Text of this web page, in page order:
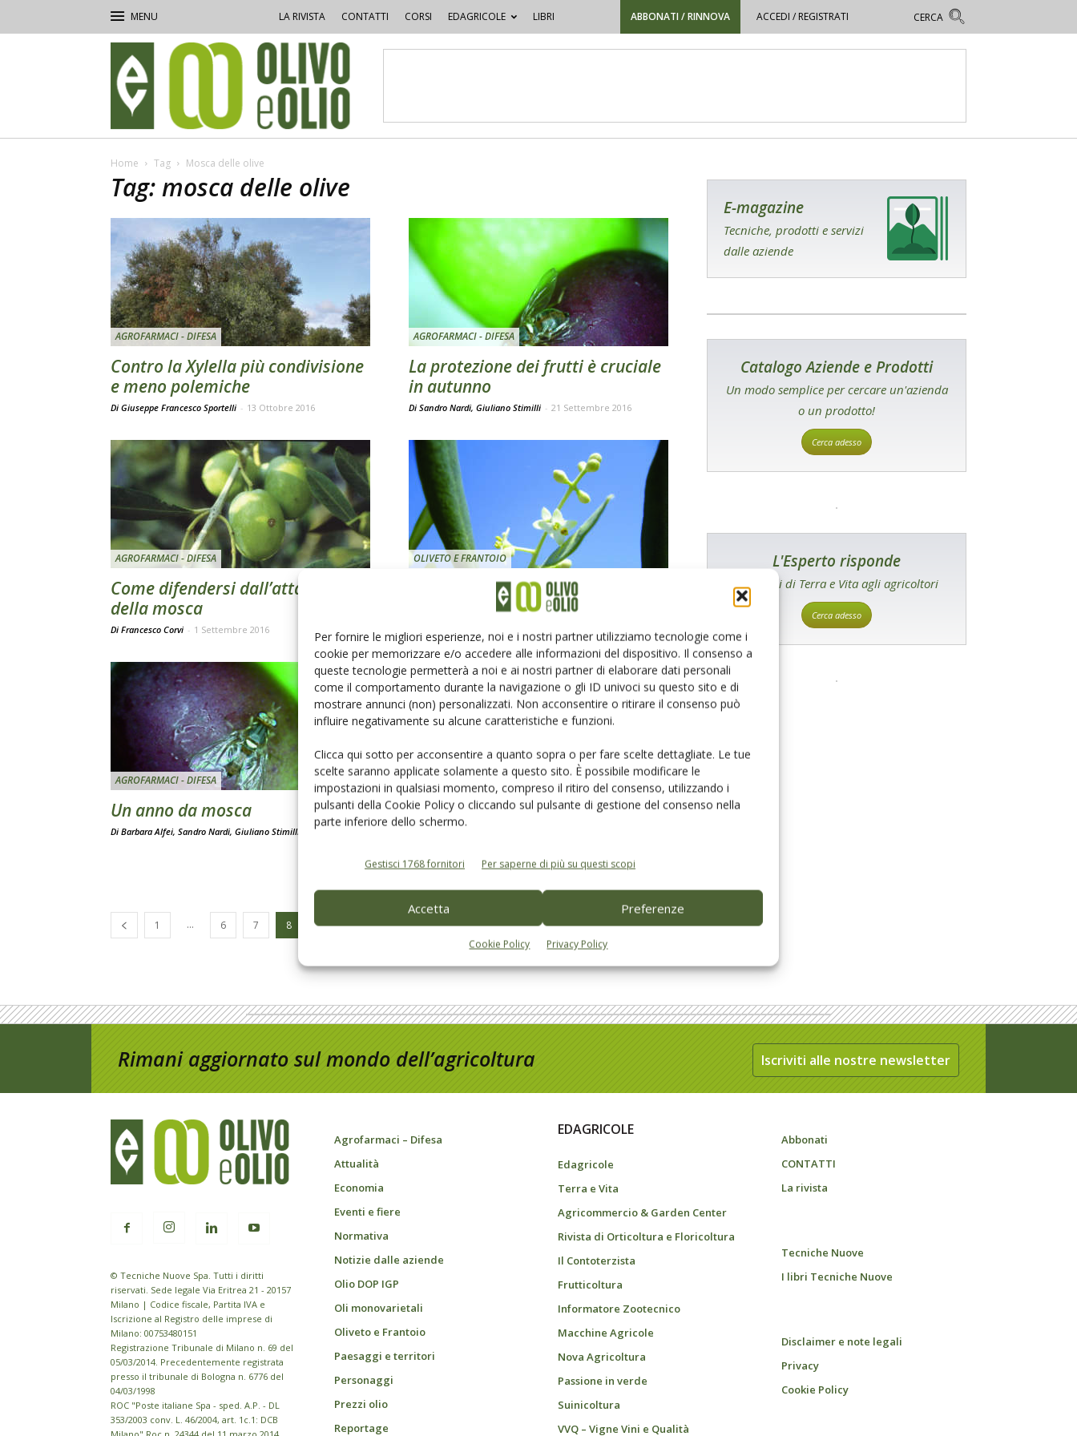
Per fornire le migliori esperienze, noi e i nostri partner utilizziamo tecnologie come i
cookie per memorizzare e/o accedere alle informazioni del dispositivo. Il consenso a
queste tecnologie permetterà a noi e ai nostri partner di elaborare dati personali
come il comportamento durante la navigazione o gli ID univoci su questo sito e di
mostrare annunci (non) personalizzati. Non acconsentire o ritirare il consenso può
influire negativamente su alcune caratteristiche e funzioni.
Clicca qui sotto per acconsentire a quanto sopra o per fare scelte dettagliate. Le tue
scelte saranno applicate solamente a questo sito. È possibile modificare le
impostazioni in qualsiasi momento, compreso il ritiro del consenso, utilizzando i
pulsanti della Cookie Policy o cliccando sul pulsante di gestione del consenso nella
parte inferiore dello schermo.
Gestisci 1768 fornitori Per saperne di più su questi scopi
Accetta Preferenze
Cookie Policy Privacy Policy
LA RIVISTA CONTATTI CORSI EDAGRICOLE LIBRI ABBONATI / RINNOVA ACCEDI / REGISTRATI
e
Olio
Home Tag Mosca delle olive
Tag: mosca delle olive
AGROFARMACI - DIFESA
Contro la Xylella più condivisione
e meno polemiche
Di Giuseppe Francesco Sportelli - 13 Ottobre 2016
AGROFARMACI - DIFESA
La protezione dei frutti è cruciale
in autunno
Di Sandro Nardi, Giuliano Stimilli - 21 Settembre 2016
AGROFARMACI - DIFESA
Come difendersi dall’attacco
della mosca
Di Francesco Corvi - 1 Settembre 2016
OLIVETO E FRANTOIO
Fioritura e allegagione fasi
delicate per il futuro
25 Maggio 2015
AGROFARMACI - DIFESA
Un anno da mosca
Di Barbara Alfei, Sandro Nardi, Giuliano Stimilli 9 Marzo 2015
AGROFARMACI - DIFESA
Mosca, attacchi precoci. Resa e
qualità a rischio
8 Settembre 2014
1 ... 6 7 8 Pagina 8 di 8
E-magazine
Tecniche, prodotti e servizi
dalle aziende
Catalogo Aziende e Prodotti
Un modo semplice per cercare un'azienda
o un prodotto!
Cerca adesso
L'Esperto risponde
I consigli di Terra e Vita agli agricoltori
Cerca adesso
Rimani aggiornato sul mondo dell’agricoltura Iscriviti alle nostre newsletter
© Tecniche Nuove Spa. Tutti i diritti
riservati. Sede legale Via Eritrea 21 - 20157
Milano | Codice fiscale, Partita IVA e
Iscrizione al Registro delle imprese di
Milano: 00753480151
Registrazione Tribunale di Milano n. 69 del
05/03/2014. Precedentemente registrata
presso il tribunale di Bologna n. 6776 del
04/03/1998
ROC "Poste italiane Spa - sped. A.P. - DL
353/2003 conv. L. 46/2004, art. 1c.1: DCB
Agrofarmaci – Difesa
Attualità
Economia
Eventi e fiere
Normativa
Notizie dalle aziende
Olio DOP IGP
Oli monovarietali
Oliveto e Frantoio
Paesaggi e territori
Personaggi
Prezzi olio
Reportage
EDAGRICOLE
Edagricole
Terra e Vita
Agricommercio & Garden Center
Rivista di Orticoltura e Floricoltura
Il Contoterzista
Frutticoltura
Informatore Zootecnico
Macchine Agricole
Nova Agricoltura
Passione in verde
Suinicoltura
VVQ – Vigne Vini e Qualità
Abbonati
CONTATTI
La rivista
Tecniche Nuove
I libri Tecniche Nuove
Disclaimer e note legali
Privacy
Cookie Policy